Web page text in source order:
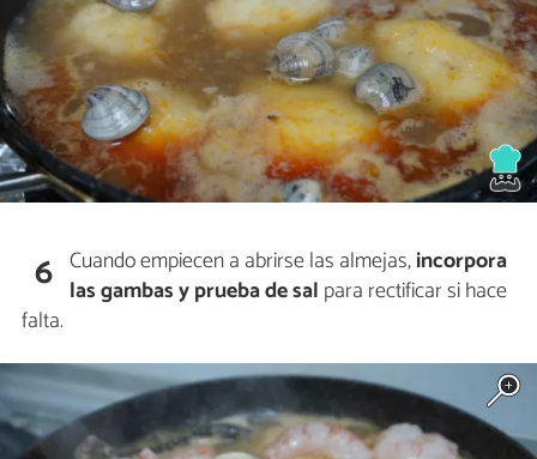
6 Cuando empiecen a abrirse las almejas,incorpora
las gambas y prueba de sal para rectificar si hace
falta.